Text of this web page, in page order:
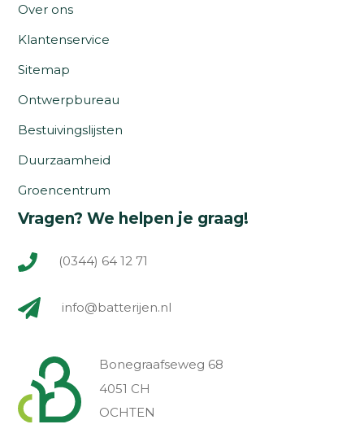
Over ons
Klantenservice
Sitemap
Ontwerpbureau
Bestuivingslijsten
Duurzaamheid
Groencentrum
Vragen? We helpen je graag!
(0344) 64 12 71
info@batterijen.nl
Bonegraafseweg 68
4051 CH
OCHTEN